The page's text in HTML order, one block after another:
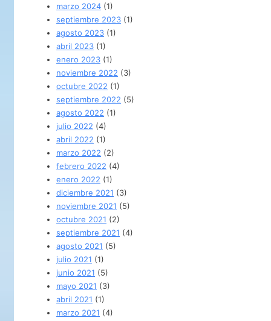
marzo 2024 (1)
septiembre 2023 (1)
agosto 2023 (1)
abril 2023 (1)
enero 2023 (1)
noviembre 2022 (3)
octubre 2022 (1)
septiembre 2022 (5)
agosto 2022 (1)
julio 2022 (4)
abril 2022 (1)
marzo 2022 (2)
febrero 2022 (4)
enero 2022 (1)
diciembre 2021 (3)
noviembre 2021 (5)
octubre 2021 (2)
septiembre 2021 (4)
agosto 2021 (5)
julio 2021 (1)
junio 2021 (5)
mayo 2021 (3)
abril 2021 (1)
marzo 2021 (4)